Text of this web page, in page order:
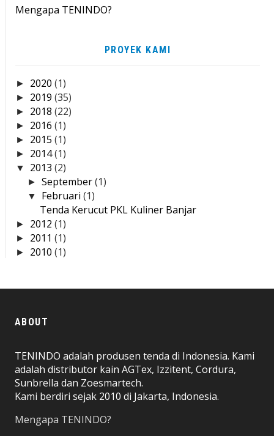
Mengapa TENINDO?
PROYEK KAMI
► 2020 (1)
► 2019 (35)
► 2018 (22)
► 2016 (1)
► 2015 (1)
► 2014(1)
▼ 2013 (2)
►September(1)
▼ Februari(1)
Tenda Kerucut PKL Kuliner Banjar
► 2012 (1)
► 2011 (1)
► 2010 (1)
ABOUT
TENINDO adalah produsen tenda di Indonesia. Kami
adalah distributor kain AGTex, Izzitent, Cordura,
Sunbrella dan Zoesmartech.
Kami berdiri sejak 2010 di Jakarta, Indonesia.
Mengapa TENINDO?